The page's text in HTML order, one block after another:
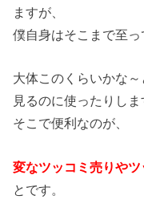
ますが、
僕自身はそこまで至っ
大体このくらいかな
見るのに使ったりしま
そこで便利なのが、
変なツッコミ売りや
とです。